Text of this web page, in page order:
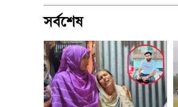
সর্বশেষ